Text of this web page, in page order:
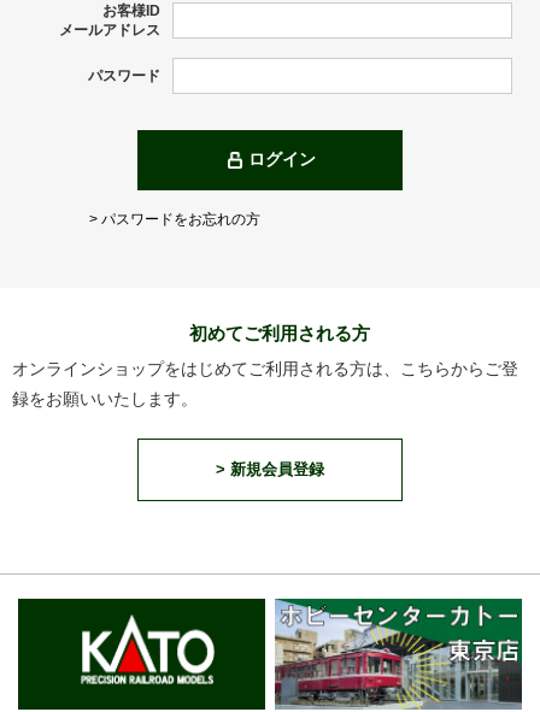
お客様ID
メールアドレス
パスワード
ログイン
> パスワードをお忘れの方
初めてご利用される方
オンラインショップをはじめてご利用される方は、こちらからご登
録をお願いいたします。
> 新規会員登録